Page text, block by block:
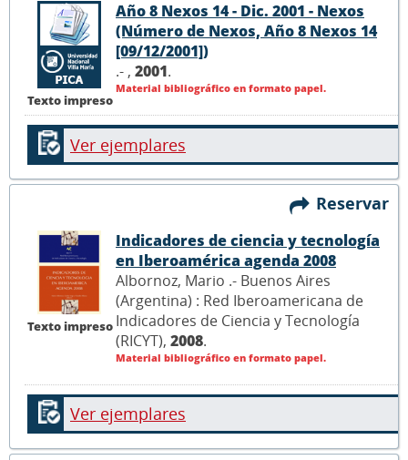
Texto impreso
Año 8 Nexos 14 - Dic. 2001 - Nexos
(Número de Nexos, Año 8 Nexos 14
[09/12/2001])
.- , 2001.
Material bibliográfico en formato papel.
Ver ejemplares
Reservar
Texto impreso
Indicadores de ciencia y tecnología
en Iberoamérica agenda 2008
Albornoz, Mario .- Buenos Aires
(Argentina) : Red Iberoamericana de
Indicadores de Ciencia y Tecnología
(RICYT), 2008.
Material bibliográfico en formato papel.
Ver ejemplares